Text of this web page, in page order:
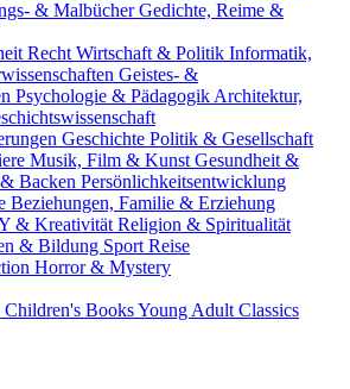
& MalbücherGedichte, Reime &
Recht Wirtschaft & Politik Informatik,
Geistes- &
Psychologie & Pädagogik Architektur,
Geschichte Politik & Gesellschaft
Musik, Film & Kunst Gesundheit &
Backen Persönlichkeitsentwicklung
Beziehungen, Familie & Erziehung
& Kreativität Religion & Spiritualität
& Bildung Sport Reise
Horror & Mystery
Children's BooksYoung Adult Classics